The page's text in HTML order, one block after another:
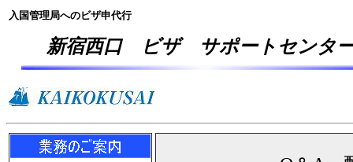
入国管理局へのビザ申代行
新宿西口 ビザ サポートセンタ